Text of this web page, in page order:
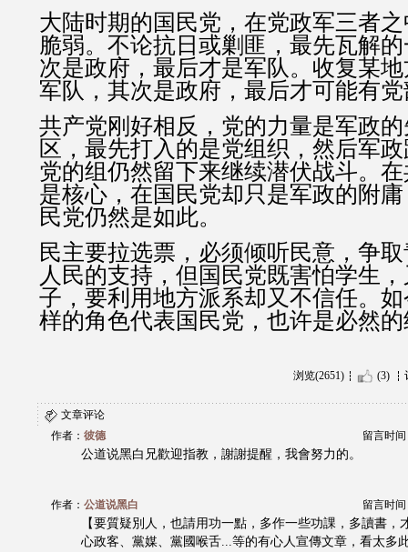
大陆时期的国民党，在党政军三者
脆弱。不论抗日或剿匪，最先瓦解
次是政府，最后才是军队。收复某
军队，其次是政府，最后才可能有
共产党刚好相反，党的力量是军政
区，最先打入的是党组织，然后军
党的组仍然留下来继续潜伏战斗。
是核心，在国民党却只是军政的附
民党仍然是如此。
民主要拉选票，必须倾听民意，争
人民的支持，但国民党既害怕学生
子，要利用地方派系却又不信任。
样的角色代表国民党，也许是必然
浏览(2651) (3)
文章评论
作者： 彼德 留言时间
公道说黑白兄歡迎指教，謝謝提醒，我會努力的。
作者： 公道说黑白 留言时间
【要質疑別人，也請用功一點，多作一些功課，多讀書，
心政客、黨媒、黨國喉舌...等的有心人宣傳文章，看太多